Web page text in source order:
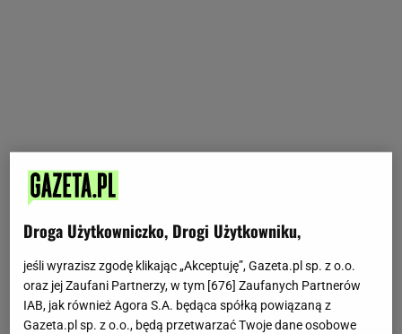
Droga Użytkowniczko, Drogi Użytkowniku,
jeśli wyrazisz zgodę klikając „Akceptuję”, Gazeta.pl sp. z o.o.
oraz jej Zaufani Partnerzy, w tym [ 676 ] Zaufanych Partnerów
IAB, jak również Agora S.A. będąca spółką powiązaną z
Gazeta.pl sp. z o.o., będą przetwarzać Twoje dane osobowe